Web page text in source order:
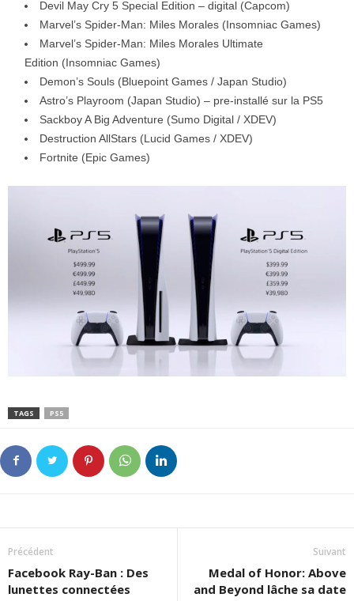
Devil May Cry 5 Special Edition – digital (Capcom)
Marvel’s Spider-Man: Miles Morales (Insomniac Games)
Marvel’s Spider-Man: Miles Morales Ultimate
Edition (Insomniac Games)
Demon’s Souls (Bluepoint Games / Japan Studio)
Astro’s Playroom (Japan Studio) – pre-installé sur la PS5
Sackboy A Big Adventure (Sumo Digital / XDEV)
Destruction AllStars (Lucid Games / XDEV)
Fortnite (Epic Games)
TAGS PS5
Précédent
Facebook Ray-Ban : Des
lunettes connectées
Suivant
Medal of Honor: Above
and Beyond lâche sa date